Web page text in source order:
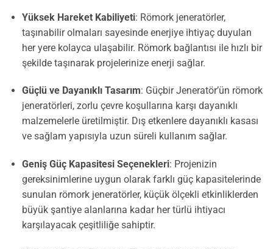
Yüksek Hareket Kabiliyeti: Römork jeneratörler,
taşınabilir olmaları sayesinde enerjiye ihtiyaç duyulan
her yere kolayca ulaşabilir. Römork bağlantısı ile hızlı bir
şekilde taşınarak projelerinize enerji sağlar.
Güçlü ve Dayanıklı Tasarım: Güçbir Jeneratör’ün römork
jeneratörleri, zorlu çevre koşullarına karşı dayanıklı
malzemelerle üretilmiştir. Dış etkenlere dayanıklı kasası
ve sağlam yapısıyla uzun süreli kullanım sağlar.
Geniş Güç Kapasitesi Seçenekleri: Projenizin
gereksinimlerine uygun olarak farklı güç kapasitelerinde
sunulan römork jeneratörler, küçük ölçekli etkinliklerden
büyük şantiye alanlarına kadar her türlü ihtiyacı
karşılayacak çeşitliliğe sahiptir.